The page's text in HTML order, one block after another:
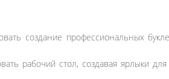
создание профессиональных
рабочий стол, создавая ярлыки для